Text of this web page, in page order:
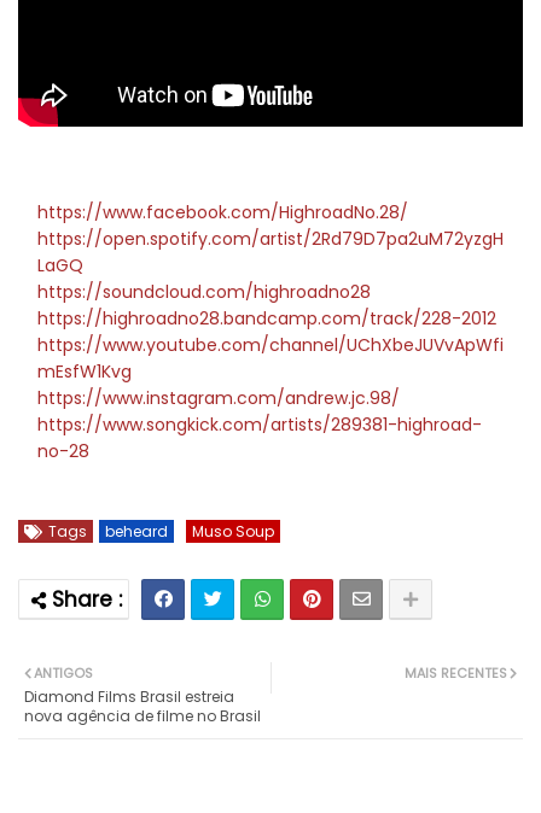
https://www.facebook.com/HighroadNo.28/
https://open.spotify.com/artist/2Rd79D7pa2uM72yzgH
LaGQ
https://soundcloud.com/highroadno28
https://highroadno28.bandcamp.com/track/228-2012
https://www.youtube.com/channel/UChXbeJUVvApWfi
mEsfW1Kvg
https://www.instagram.com/andrew.jc.98/
https://www.songkick.com/artists/289381-highroad-
no-28
Tags beheard Muso Soup
MAIS RECENTES
ANTIGOS
Diamond Films Brasil estreia
nova agência de filme no Brasil